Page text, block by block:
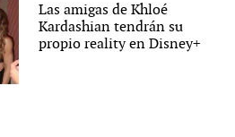
Las amigas de Khloé
Kardashian tendrán su
propio reality en Disney+